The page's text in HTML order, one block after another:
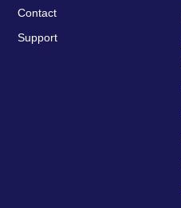
Contact
Support